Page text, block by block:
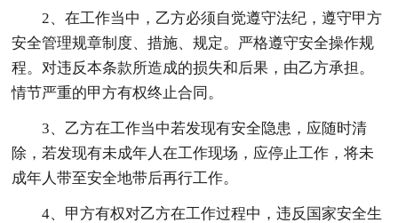
2、在工作当中，乙方必须自觉遵守法纪，遵守甲方
安全管理规章制度、措施、规定。严格遵守安全操作规
程。对违反本条款所造成的损失和后果，由乙方承担。
情节严重的甲方有权终止合同。
3、乙方在工作当中若发现有安全隐患，应随时清
除，若发现有未成年人在工作现场，应停止工作，将未
成年人带至安全地带后再行工作。
4、甲方有权对乙方在工作过程中，违反国家安全生